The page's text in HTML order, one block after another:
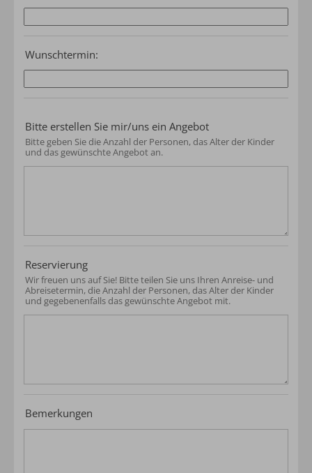
Wunschtermin:
Bitte erstellen Sie mir/uns ein Angebot
Bitte geben Sie die Anzahl der Personen, das Alter der Kinder
und das gewünschte Angebot an.
Reservierung
Wir freuen uns auf Sie! Bitte teilen Sie uns Ihren Anreise- und
Abreisetermin, die Anzahl der Personen, das Alter der Kinder
und gegebenenfalls das gewünschte Angebot mit.
Bemerkungen